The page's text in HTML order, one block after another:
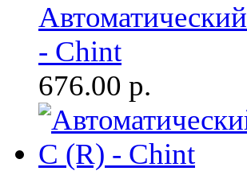
- Chint
676.00 р.